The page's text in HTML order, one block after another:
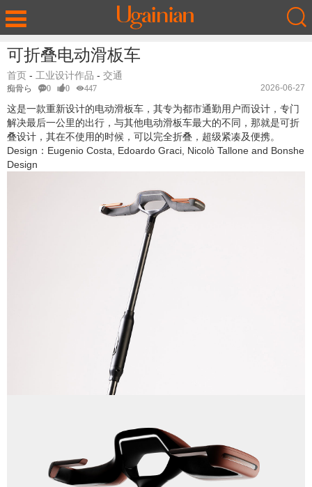
可折叠电动滑板车
首页 - 工业设计作品 - 交通
痴骨ら 0 0 447 2026-06-27
这是一款重新设计的电动滑板车，其专为都市通勤用户而设计，专门
解决最后一公里的出行，与其他电动滑板车最大的不同，那就是可折
叠设计，其在不使用的时候，可以完全折叠，超级紧凑及便携。
Design：Eugenio Costa, Edoardo Graci, Nicolò Tallone and Bonshe
Design